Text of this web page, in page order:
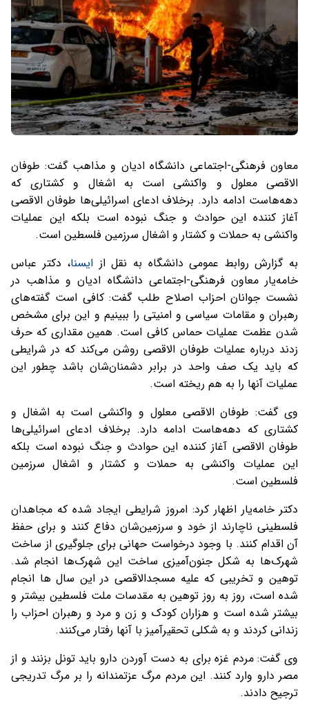
معاون فرهنگی-اجتماعی دانشگاه ادیان و مذاهب گفت: طوفان
الاقصی معلول و واکنشی است به اشغال و کشتاری که
دهه‌هاست ادامه دارد. برخلاف ادعای اسرائیلی‌ها طوفان الاقصی
آغاز کننده این حوادث و جنگ نبوده است بلکه این عملیات
واکنشی به حملات و کشتار و اشغال سرزمین فلسطین است.
به گزارش روابط عمومی دانشگاه به نقل از ایسنا، دکتر عباس
خامه‌یار معاون فرهنگی-اجتماعی دانشگاه ادیان و مذاهب در
نشست جوانان احزاب اصلاح طلب گفت: کافی است گفته‌های
رهبران و مقامات سیاسی و امنیتی را ببینیم و این برای مشخص
شدن عظمت عملیات حماس کافی است. همین مقداری که حرف
زدند درباره عملیات طوفان الاقصی روشن می‌کند که در شرایطی
که باید یک صف واحد در برابر دشمنان‌شان باشد چطور این
عملیات آنها را به هم ریخته است.
وی‌ گفت: طوفان الاقصی معلول و واکنشی است به اشغال و
کشتاری که دهه‌هاست ادامه دارد. برخلاف ادعای اسرائیلی‌ها
طوفان الاقصی آغاز کننده این حوادث و جنگ نبوده است بلکه
این عملیات واکنشی به حملات و کشتار و اشغال سرزمین
فلسطین است.
دکتر خامه‌یار اظهار کرد: امروز شرایطی ایجاد شده که مجاهدان
فلسطینی ناچارند از خود و سرزمین‌شان دفاع کنند و برای حفظ
آن اقدام کنند. با وجود درخواست حهانی برای جلوگیری از ساخت
شهرک‌ها به شکل جنون‌آمیزی ساخت این شهرک‌ها انجام شد.
توهین و تخریبی که علیه مسجدالاقصی در این سال ها انجام
شده است، روز به روز توهین به مقدسات ملت فلسطین بیشتر و
بیشتر شده است و هزاران کودک و زن و مرد و رهبران احزاب را
زندانی کردند و به شکلی تحقیرآمیز با آنها رفتار می‌کنند.
وی گفت: مردم غزه برای به دست آوردن دارو باید تونل بزنند و از
مصر دارو وارد کنند. این مردم مرگ عزتمندانه را بر مرگ تدریجی
ترجیح دادند.